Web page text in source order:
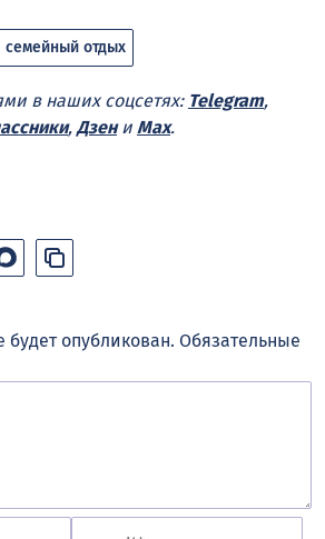
семейный отдых
в наших соцсетях: Telegram,
, Дзени Max.
опубликован. Обязательные